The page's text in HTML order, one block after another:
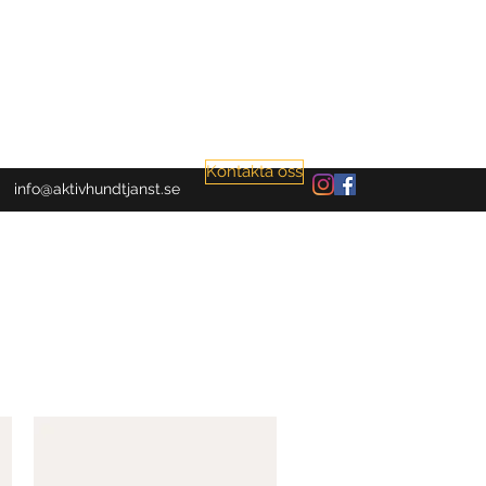
info@aktivhundtjanst.se
Kontakta oss